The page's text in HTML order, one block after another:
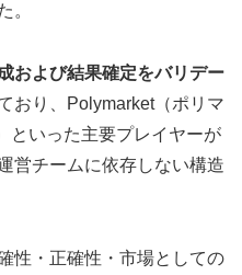
。
および結果確定をバリデー
おり、Polymarket（ポリマ
といった主要プレイヤーが
営チームに依存しない構造
性・正確性・市場としての